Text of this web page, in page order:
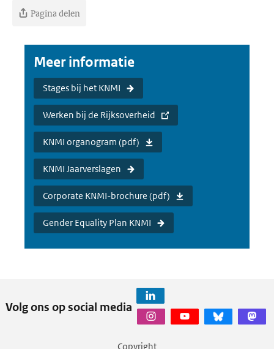
Pagina delen
Meer informatie
Stages bij het KNMI
Werken bij de Rijksoverheid
KNMI organogram (pdf)
KNMI Jaarverslagen
Corporate KNMI-brochure (pdf)
Gender Equality Plan KNMI
Volg ons op social media
Copyright